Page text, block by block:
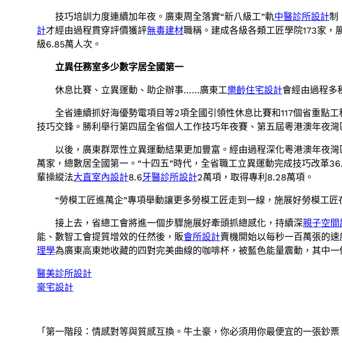
技巧培訓力度連續加年夜。廣東周全落實“新八級工”軌中醫診所設計制
計才經由過程貫穿評價獲評無毒建材職稱。建成各級各類工匠學院173家，
級6.85萬人次。
立異任務室多少數字居全國第一
休息比賽、立異運動、助企辦事……廣東工樂齡住宅設計會經由過程多
全省連續抓好海優勢電項目等2項全國引領性休息比賽和117個省重點
技巧交鋒。勝利舉行第四屆全省個人工作技巧年夜賽、第五屆粵港澳年夜灣
以後，廣東群眾性立異運動結果更加豐富。經由過程深化粵港澳年夜
萬家，總數居全國第一。“十四五”時代，全省職工立異運動完成技巧改革
輩操縱法大直室內設計8.6牙醫診所設計2萬項，取得專利8.28萬項。
“勞模工匠進萬企”專項舉動讓更多勞模工匠走到一線，施展好勞模工
接上去，省總工會將進一個步驟施展好牽頭抓總感化，持續深親子空間
能、數智工會提質增效的任然後，販會所設計賣機開始以每秒一百萬張的
理學為廣東高東她收藏的四對完美曲線的咖啡杯，被藍色能量震動，其中
醫美診所設計
豪宅設計
「第一階段：情感對等與質感互換。牛土豪，你必須用你最便宜的一張鈔票